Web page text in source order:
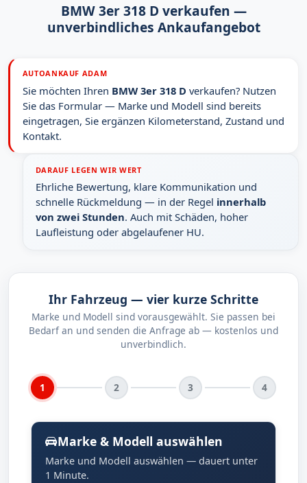
BMW 3er 318 D verkaufen —
unverbindliches Ankaufangebot
AUTOANKAUF ADAM
Sie möchten Ihren BMW 3er 318 D verkaufen? Nutzen
Sie das Formular — Marke und Modell sind bereits
eingetragen, Sie ergänzen Kilometerstand, Zustand und
Kontakt.
DARAUF LEGEN WIR WERT
Ehrliche Bewertung, klare Kommunikation und
schnelle Rückmeldung — in der Regel innerhalb
von zwei Stunden. Auch mit Schäden, hoher
Laufleistung oder abgelaufener HU.
Ihr Fahrzeug — vier kurze Schritte
Marke und Modell sind vorausgewählt. Sie passen bei
Bedarf an und senden die Anfrage ab — kostenlos und
unverbindlich.
1 2 3 4
Marke & Modell auswählen
Marke und Modell auswählen — dauert unter
1 Minute.